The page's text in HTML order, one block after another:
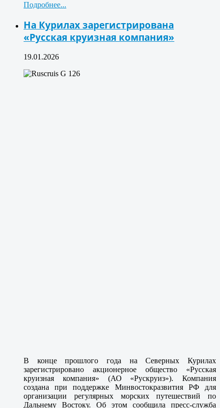
Подробнее...
На Курилах зарегистрирована
«Русская круизная компания»
19.01.2026
В конце прошлого года на Северных Курилах
зарегистрировано акционерное общество «Русская
круизная компания» (АО «Рускруиз»). Компания
создана при поддержке Минвостокразвития РФ для
организации регулярных морских путешествий по
Дальнему Востоку. Об этом сообщила пресс-служба